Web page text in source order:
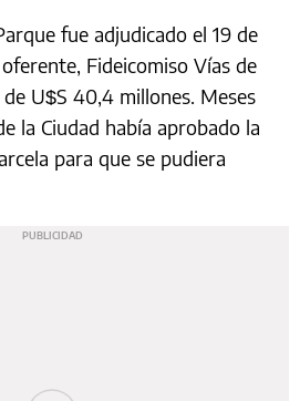
fue adjudicado el 19 de
Fideicomiso Vías de
U$S 40,4 millones. Meses
la Ciudad había aprobado la
para que se pudiera